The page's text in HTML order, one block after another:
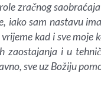
zračnog
iako sam nastavu
kad i sve
zaostajanja i u
sve uz Božiju